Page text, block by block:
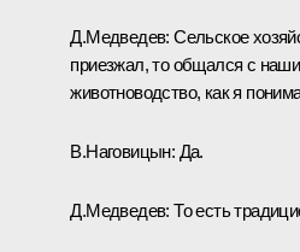
Д.Медведев: Сельское
приезжал, то общался с
животноводство, как я
В.Наговицын: Да.
Д.Медведев: То есть